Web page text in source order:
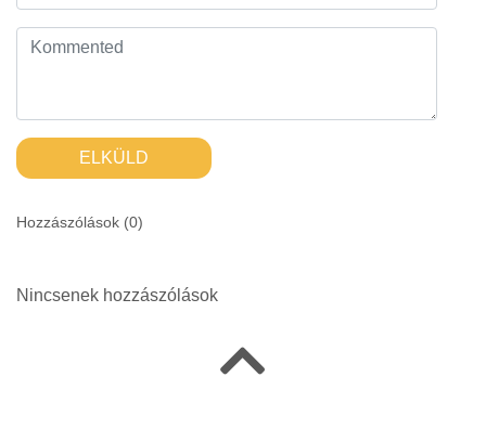
ELKÜLD
Hozzászólások (0)
Nincsenek hozzászólások